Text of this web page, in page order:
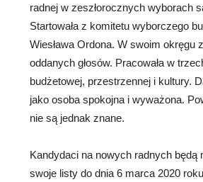
radnej w zeszłorocznych wyborach
Startowała z komitetu wyborczego
Wiesława Ordona. W swoim okręgu
oddanych głosów. Pracowała w
budżetowej, przestrzennej i kultury.
jako osoba spokojna i wyważona.
nie są jednak znane.
Kandydaci na nowych radnych będą
swoje listy do dnia 6 marca 2020